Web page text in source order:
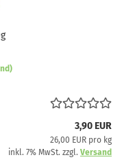
3,90 EUR
26,00 EUR pro kg
inkl. 7% MwSt. zzgl. Versand